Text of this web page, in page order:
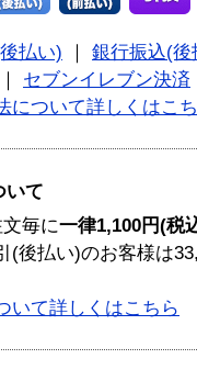
払い)
銀行振込(後
セブンイレブン決済
について詳しくはこ
いて
毎に一律1,100円(税
(後払い)のお客様は
いて詳しくはこちら